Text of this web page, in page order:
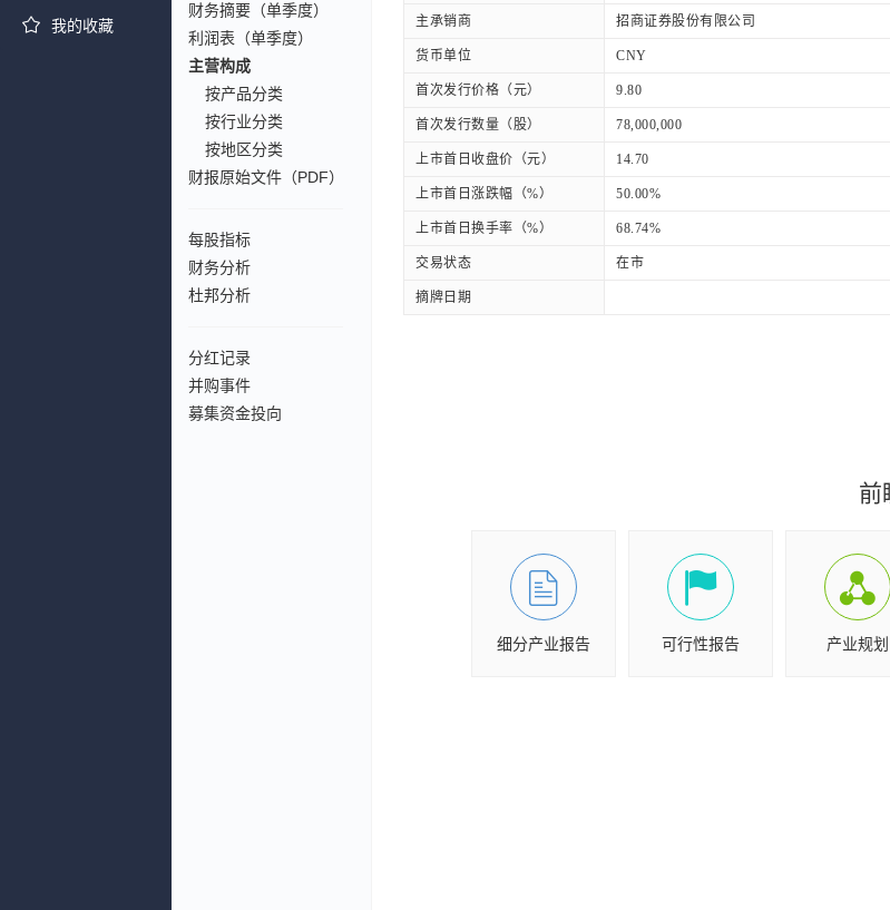
我的收藏
财务摘要（单季度）
利润表（单季度）
主营构成
按产品分类
按行业分类
按地区分类
财报原始文件（PDF）
每股指标
财务分析
杜邦分析
分红记录
并购事件
募集资金投向
主承销商 招商证券股份有限公司
货币单位 CNY
首次发行价格（元） 9.80
首次发行数量（股） 78,000,000
上市首日收盘价（元） 14.70
上市首日涨跌幅（%） 50.00%
上市首日换手率（%） 68.74%
交易状态 在市
摘牌日期
前
细分产业报告 可行性报告 产业规划